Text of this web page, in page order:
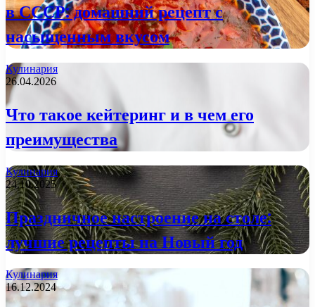
в СССР: домашний рецепт с
насыщенным вкусом
Кулинария
26.04.2026
Что такое кейтеринг и в чем его
преимущества
Кулинария
24.10.2025
Праздничное настроение на столе:
лучшие рецепты на Новый год
Кулинария
16.12.2024